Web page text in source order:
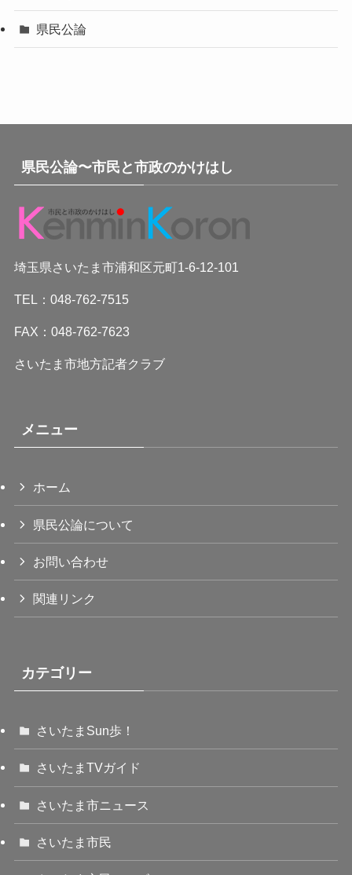
県民公論
県民公論〜市民と市政のかけはし
埼玉県さいたま市浦和区元町1-6-12-101
TEL：048-762-7515
FAX：048-762-7623
さいたま市地方記者クラブ
メニュー
ホーム
県民公論について
お問い合わせ
関連リンク
カテゴリー
さいたまSun歩！
さいたまTVガイド
さいたま市ニュース
さいたま市民